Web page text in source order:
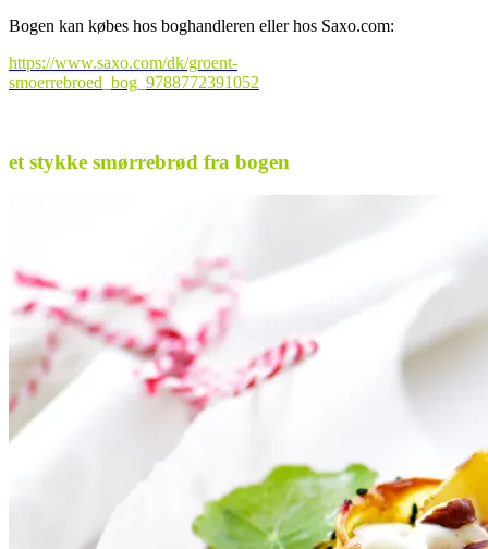
Bogen kan købes hos boghandleren eller hos Saxo.com:
https://www.saxo.com/dk/groent-
smoerrebroed_bog_9788772391052
et stykke smørrebrød fra bogen